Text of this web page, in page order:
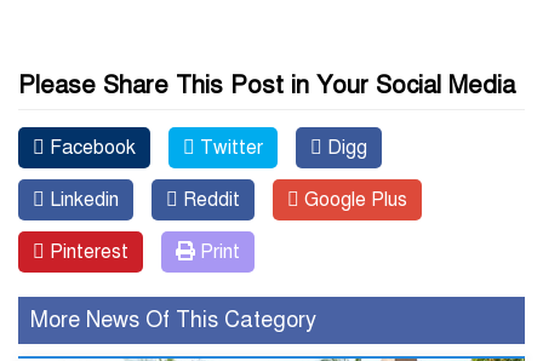
Please Share This Post in Your Social Media
Facebook Twitter Digg
Linkedin Reddit Google Plus
Pinterest Print
More News Of This Category